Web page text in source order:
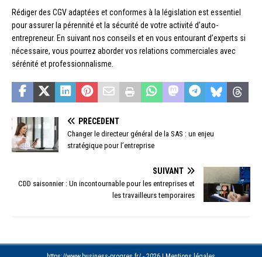
Rédiger des CGV adaptées et conformes à la législation est essentiel
pour assurer la pérennité et la sécurité de votre activité d’auto-
entrepreneur. En suivant nos conseils et en vous entourant d’experts si
nécessaire, vous pourrez aborder vos relations commerciales avec
sérénité et professionnalisme.
PRÉCÉDENT
Changer le directeur général de la SAS : un enjeu
stratégique pour l’entreprise
SUIVANT
CDD saisonnier : Un incontournable pour les entreprises et
les travailleurs temporaires